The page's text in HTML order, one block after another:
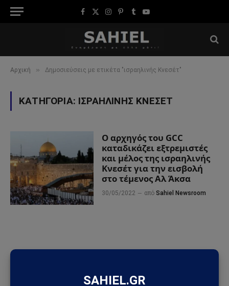
Facebook
X
Instagram
Pinterest
TumblrYouTube
Αρχική » Δημοσιεύσεις με ετικέτα "ισραηλινής Κνεσέτ"
ΚΑΤΗΓΟΡΊΑ: ΙΣΡΑΗΛΙΝΉΣ ΚΝΕΣΈΤ
Ο αρχηγός του GCC
καταδικάζει εξτρεμιστές
και μέλος της ισραηλινής
Κνεσέτ για την εισβολή
στο τέμενος Αλ Άκσα
30/05/2022 από Sahiel Newsroom